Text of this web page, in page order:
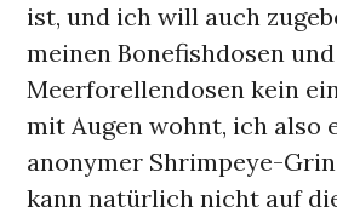
ist, und ich will auch
meinen Bonefishdosen
Meerforellendosen kein
mit Augen wohnt, ich also
anonymer Shrimpeye-
kann natürlich nicht auf